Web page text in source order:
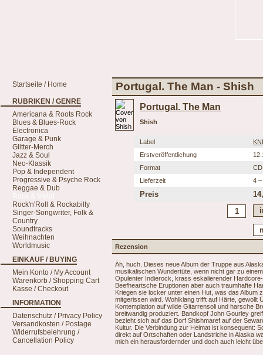
Startseite / Home
RUBRIKEN / GENRE
Americana & Roots Rock
Blues & Blues-Rock
Electronica
Garage & Punk
Glitter-Merch
Jazz & Soul
Neo-Klassik
Pop & Independent
Progressive & Psyche Rock
Reggae & Dub
Rock'n'Roll & Rockabilly
Singer-Songwriter, Folk &
Country
Soundtracks
Weihnachten
Worldmusic
EINKAUF / BUYING
Mein Konto / My Account
Warenkorb / Shopping Cart
Kasse / Checkout
INFORMATION
Datenschutz / Privacy Policy
Versandkosten / Postage
Widerrufsbelehrung /
Cancellation Policy
Portugal. The Man - Shish
Portugal. The Man
Shish
Label
Erstveröffentlichung
Format
CD
Lieferzeit
4 –
Preis
Rezension
Äh, huch. Dieses neue Album der Truppe aus
musikalischen Wundertüte, wenn nicht gar zu
Opulenter Indierock, krass eskalierender
Beefheartsche Eruptionen aber auch traumhafte
Kriegen sie locker unter einen Hut, was das
mitgerissen wird. Wohlklang trifft auf Härte,
Kontemplation auf wilde Gitarrensoli und harsche
breitwandig produziert. Bandkopf John Gourley
bezieht sich auf das Dorf Shishmaref auf der
Kultur. Die Verbindung zur Heimat ist konsequent:
direkt auf Ortschaften oder Landstriche in Alaska
mich ein herausfordernder und doch auch leicht